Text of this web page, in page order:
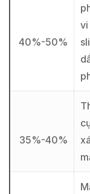
40%-50%
vi
35%-40%